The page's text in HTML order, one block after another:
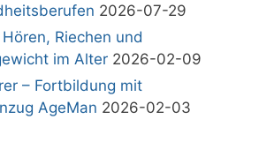
2026-07-29
Riechen und
im Alter 2026-02-09
– Fortbildung mit
AgeMan 2026-02-03